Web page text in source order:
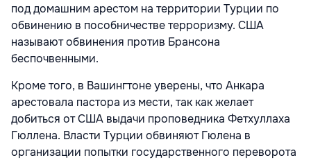
под домашним арестом на территории Турции по
обвинению в пособничестве терроризму. США
называют обвинения против Брансона
беспочвенными.
Кроме того, в Вашингтоне уверены, что Анкара
арестовала пастора из мести, так как желает
добиться от США выдачи проповедника Фетхуллаха
Гюллена. Власти Турции обвиняют Гюлена в
организации попытки государственного переворота